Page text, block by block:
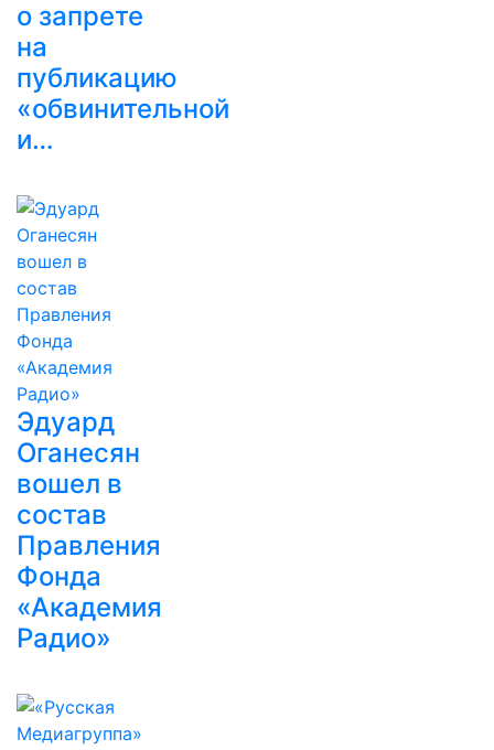
о запрете
на
публикацию
«обвинительной
и…
Эдуард
Оганесян
вошел в
состав
Правления
Фонда
«Академия
Радио»